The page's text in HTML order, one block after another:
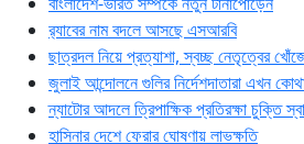
র‍্যাবের নাম বদলে আসছে এসআরবি
ছাত্রদল নিয়ে প্রত্যাশা, স্বচ্ছ নেতৃত্বের
জুলাই আন্দোলনে গুলির নির্দেশদাতারা এখন
ন্যাটোর আদলে ত্রিপাক্ষিক প্রতিরক্ষা চুক্তি
হাসিনার দেশে ফেরার ঘোষণায় লাভক্ষতি